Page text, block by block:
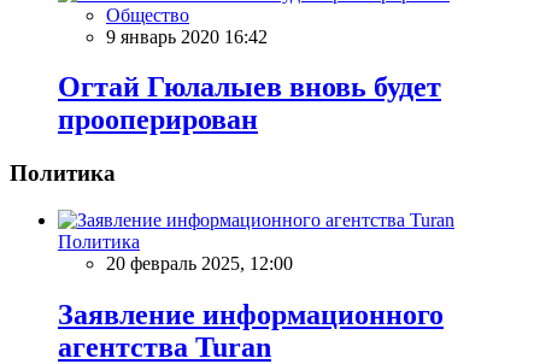
Общество
9 январь 2020 16:42
Огтай Гюлалыев вновь будет
прооперирован
Политика
Политика
20 февраль 2025, 12:00
Заявление информационного
агентства Turan